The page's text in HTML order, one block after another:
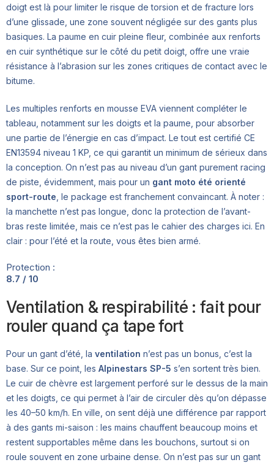
doigt est là pour limiter le risque de torsion et de fracture lors
d’une glissade, une zone souvent négligée sur des gants plus
basiques. La paume en cuir pleine fleur, combinée aux renforts
en cuir synthétique sur le côté du petit doigt, offre une vraie
résistance à l’abrasion sur les zones critiques de contact avec le
bitume.
Les multiples renforts en mousse EVA viennent compléter le
tableau, notamment sur les doigts et la paume, pour absorber
une partie de l’énergie en cas d’impact. Le tout est certifié CE
EN13594 niveau 1 KP, ce qui garantit un minimum de sérieux dans
la conception. On n’est pas au niveau d’un gant purement racing
de piste, évidemment, mais pour un gant moto été orienté
sport-route , le package est franchement convaincant. À noter :
la manchette n’est pas longue, donc la protection de l’avant-
bras reste limitée, mais ce n’est pas le cahier des charges ici. En
clair : pour l’été et la route, vous êtes bien armé.
Protection :
8.7 / 10
Ventilation & respirabilité : fait pour
rouler quand ça tape fort
Pour un gant d’été, la ventilation n’est pas un bonus, c’est la
base. Sur ce point, les Alpinestars SP-5 s’en sortent très bien.
Le cuir de chèvre est largement perforé sur le dessus de la main
et les doigts, ce qui permet à l’air de circuler dès qu’on dépasse
les 40–50 km/h. En ville, on sent déjà une différence par rapport
à des gants mi-saison : les mains chauffent beaucoup moins et
restent supportables même dans les bouchons, surtout si on
roule souvent en zone urbaine dense. On n’est pas sur un gant